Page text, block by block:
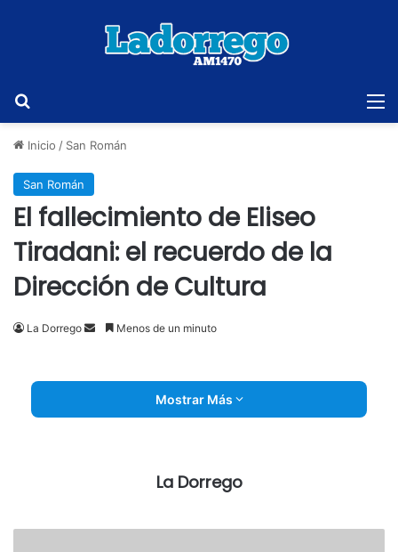
Inicio / San Román
San Román
El fallecimiento de Eliseo
Tiradani: el recuerdo de la
Dirección de Cultura
La Dorrego
SendMenos de un minuto
Mostrar Más
La Dorrego